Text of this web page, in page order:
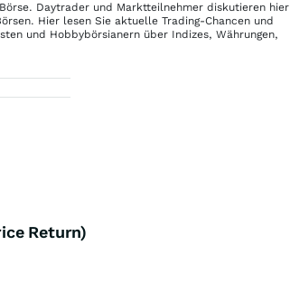
Daytrader und Marktteilnehmer diskutieren hier
Hier lesen Sie aktuelle Trading-Chancen und
und Hobbybörsianern über Indizes, Währungen,
Return)